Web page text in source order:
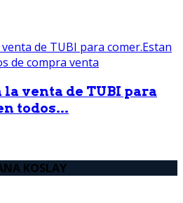
venta de TUBI para
todos...
KOSLAY